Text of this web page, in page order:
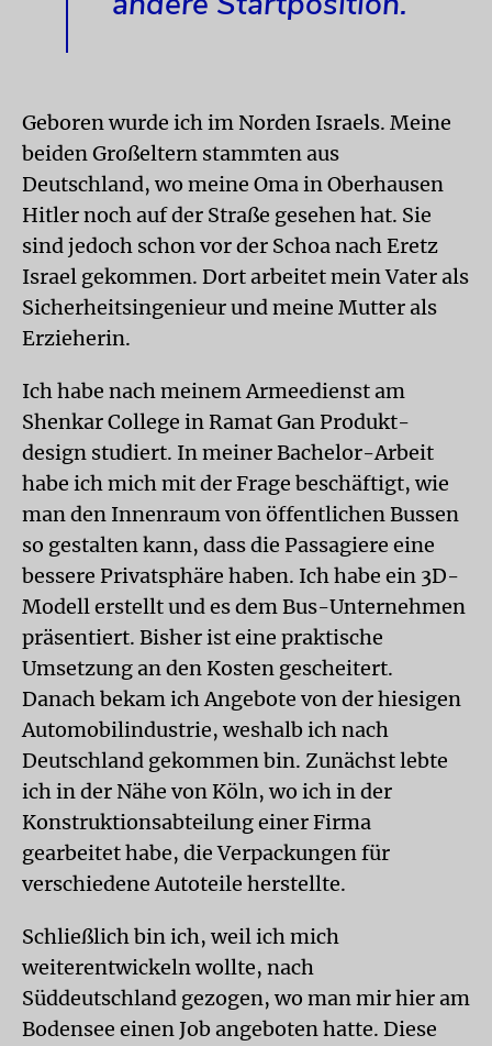
Geboren wurde ich im Norden Israels. Meine
beiden Großeltern stammten aus
Deutschland, wo meine Oma in Oberhausen
Hitler noch auf der Straße gesehen hat. Sie
sind jedoch schon vor der Schoa nach Eretz
Israel gekommen. Dort arbeitet mein Vater als
Sicherheitsingenieur und meine Mutter als
Erzieherin.
Ich habe nach meinem Armeedienst am
Shenkar College in Ramat Gan Produkt-
design studiert. In meiner Bachelor-Arbeit
habe ich mich mit der Frage beschäftigt, wie
man den Innenraum von öffentlichen Bussen
so gestalten kann, dass die Passagiere eine
bessere Privatsphäre haben. Ich habe ein 3D-
Modell erstellt und es dem Bus-Unternehmen
präsentiert. Bisher ist eine praktische
Umsetzung an den Kosten gescheitert.
Danach bekam ich Angebote von der hiesigen
Automobilindustrie, weshalb ich nach
Deutschland gekommen bin. Zunächst lebte
ich in der Nähe von Köln, wo ich in der
Konstruktionsabteilung einer Firma
gearbeitet habe, die Verpackungen für
verschiedene Autoteile herstellte.
Schließlich bin ich, weil ich mich
weiterentwickeln wollte, nach
Süddeutschland gezogen, wo man mir hier am
Bodensee einen Job angeboten hatte. Diese